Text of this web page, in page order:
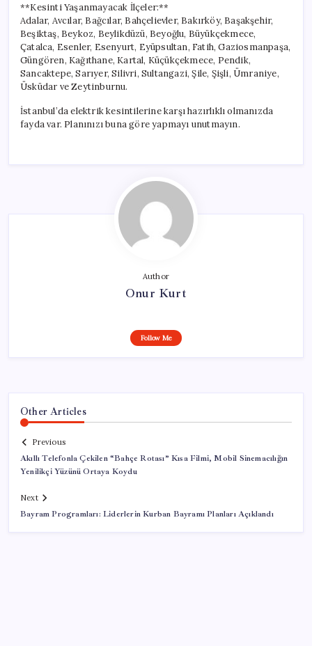
**Kesinti Yaşanmayacak İlçeler:**
Adalar, Avcılar, Bağcılar, Bahçelievler, Bakırköy, Başakşehir,
Beşiktaş, Beykoz, Beylikdüzü, Beyoğlu, Büyükçekmece,
Çatalca, Esenler, Esenyurt, Eyüpsultan, Fatih, Gaziosmanpaşa,
Güngören, Kağıthane, Kartal, Küçükçekmece, Pendik,
Sancaktepe, Sarıyer, Silivri, Sultangazi, Şile, Şişli, Ümraniye,
Üsküdar ve Zeytinburnu.
İstanbul’da elektrik kesintilerine karşı hazırlıklı olmanızda
fayda var. Planınızı buna göre yapmayı unutmayın.
Author
Onur Kurt
Follow Me
Other Articles
Previous
Akıllı Telefonla Çekilen “Bahçe Rotası” Kısa Filmi, Mobil Sinemacılığın
Yenilikçi Yüzünü Ortaya Koydu
Next
Bayram Programları: Liderlerin Kurban Bayramı Planları Açıklandı